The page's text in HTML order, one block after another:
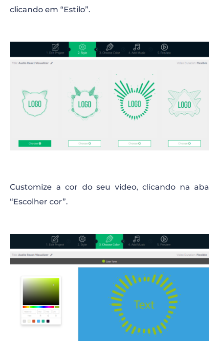
clicando em “Estilo”.
Customize a cor do seu vídeo, clicando na aba
“Escolher cor”.